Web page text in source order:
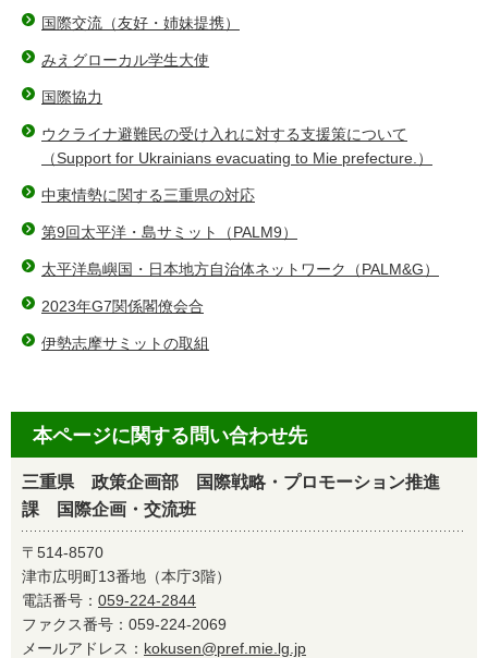
国際交流（友好・姉妹提携）
みえグローカル学生大使
国際協力
ウクライナ避難民の受け入れに対する支援策について
（Support for Ukrainians evacuating to Mie prefecture.）
中東情勢に関する三重県の対応
第9回太平洋・島サミット（PALM9）
太平洋島嶼国・日本地方自治体ネットワーク（PALM&G）
2023年G7関係閣僚会合
伊勢志摩サミットの取組
本ページに関する問い合わせ先
三重県 政策企画部 国際戦略・プロモーション推進
課 国際企画・交流班
〒514-8570
津市広明町13番地（本庁3階）
電話番号： 059-224-2844
ファクス番号：059-224-2069
メールアドレス： kokusen@pref.mie.lg.jp